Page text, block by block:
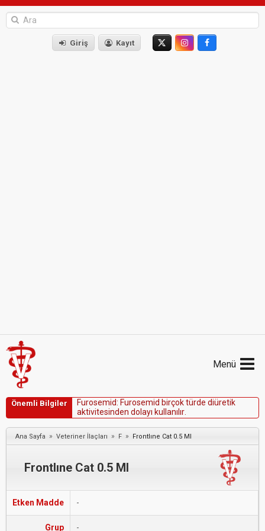
Giriş Kayıt
Menü
Önemli Bilgiler Furosemid: Furosemid birçoktürde diüretik
aktivitesinden do ayı ku anı ır
Ana Sayfa » Veteriner İlaçları » F » Frontlıne Cat 0.5 Ml
Frontlıne Cat 0.5 Ml
Etken Madde -
Grup -